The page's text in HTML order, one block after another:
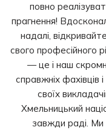
повно
прагнення!
надалі,
свого професійного
— це і наш
справжніх
своїх
Хмельницький
завжди раді.